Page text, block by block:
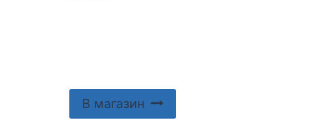
В магазин